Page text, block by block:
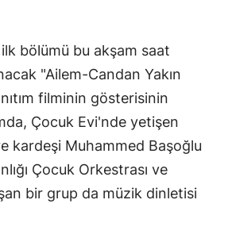
bölümü bu akşam saat
"Ailem-Candan Yakın
filminin gösterisinin
Çocuk Evi'nde yetişen
kardeşi Muhammed Başoğlu
Çocuk Orkestrası ve
bir grup da müzik dinletisi